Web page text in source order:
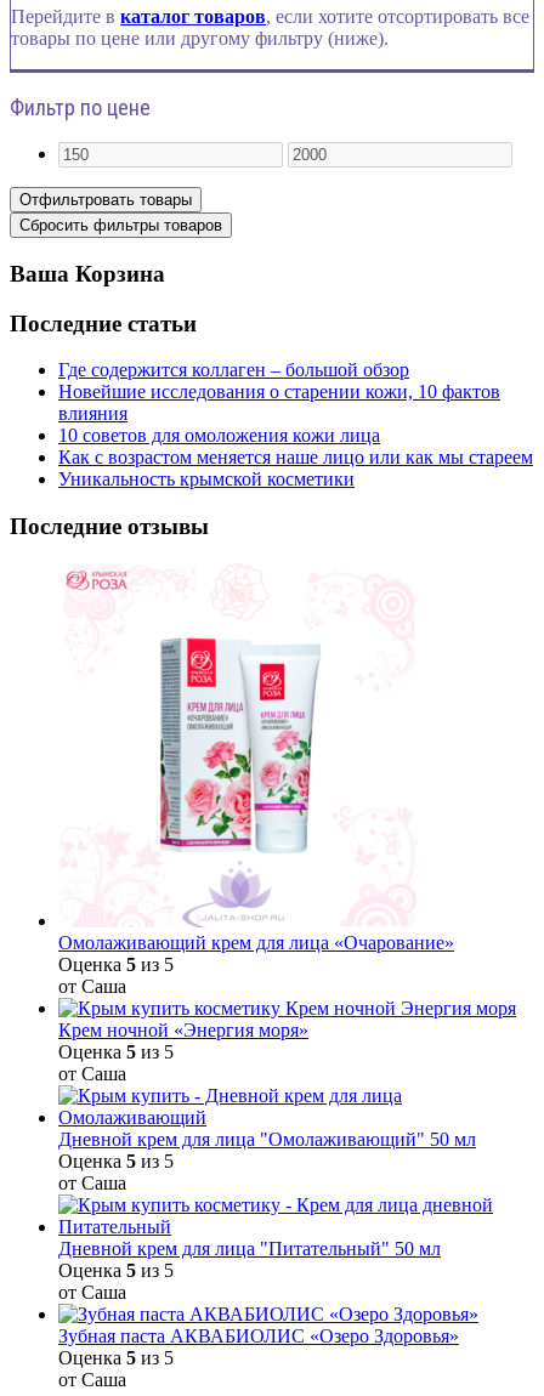
Перейдите в каталог товаров, если хотите отсортировать все
товары по цене или другому фильтру (ниже).
Фильтр по цене
Ваша Корзина
Последние статьи
Где содержится коллаген – большой обзор
Новейшие исследования о старении кожи, 10 фактов
влияния
10 советов для омоложения кожи лица
Как с возрастом меняется наше лицо или как мы стареем
Уникальность крымской косметики
Последние отзывы
Омолаживающий крем для лица «Очарование»
Оценка 5 из 5
от Саша
Крем ночной «Энергия моря»
Оценка 5 из 5
от Саша
Дневной крем для лица "Омолаживающий" 50 мл
Оценка 5 из 5
от Саша
Дневной крем для лица "Питательный" 50 мл
Оценка 5 из 5
от Саша
Зубная паста АКВАБИОЛИС «Озеро Здоровья»
Оценка 5 из 5
от Саша